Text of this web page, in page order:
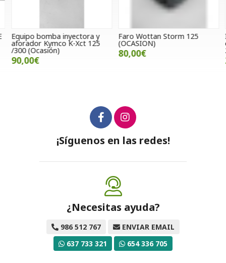
Equipo bomba inyectora y
aforador Kymco K-Xct 125
/300 (Ocasión)
90,00€
Faro Wottan Storm 125
(OCASION)
80,00€
¡Síguenos en las redes!
¿Necesitas ayuda?
986 512 767
ENVIAR EMAIL
637 733 321
654 336 705